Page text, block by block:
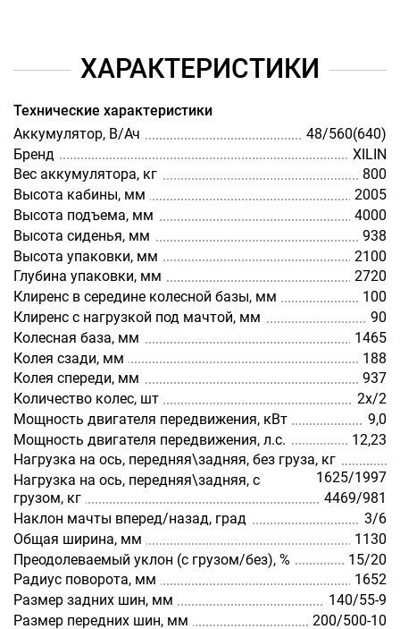
ХАРАКТЕРИСТИКИ
Технические характеристики
Аккумулятор, В/Ач
48/560(640)
Бренд
XILIN
Вес аккумулятора, кг
800
Высота кабины, мм
2005
Высота подъема, мм
4000
Высота сиденья, мм
938
Высота упаковки, мм
2100
Глубина упаковки, мм
2720
Клиренс в середине колесной базы, мм
100
Клиренс с нагрузкой под мачтой, мм
90
Колесная база, мм
1465
Колея сзади, мм
188
Колея спереди, мм
937
Количество колес, шт
2х/2
Мощность двигателя передвижения, кВт
9,0
Мощность двигателя передвижения, л.с.
12,23
Нагрузка на ось, передняя\задняя, без груза, кг
1625/1997
Нагрузка на ось, передняя\задняя, с
грузом, кг
4469/981
Наклон мачты вперед/назад, град
3/6
Общая ширина, мм
1130
Преодолеваемый уклон (с грузом/без), %
15/20
Радиус поворота, мм
1652
Размер задних шин, мм
140/55-9
Размер передних шин, мм
200/500-10